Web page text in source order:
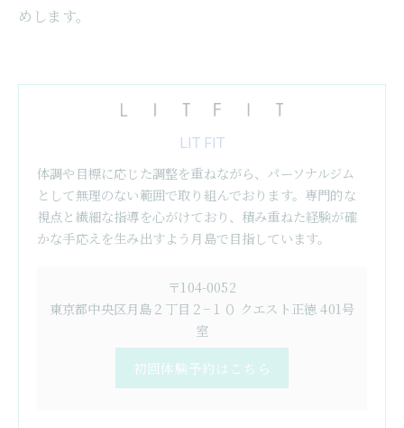
めします。
LIT FIT
体調や目標に応じた調整を重ねながら、パーソナルジム
として無理のない範囲で取り組んでおります。専門的な
視点と繊細な指導を心がけており、積み重ねた経験が確
かな手応えを生み出すよう月島で目指しています。
〒104-0052
東京都中央区月島２丁目２−１０ クエスト正徳 401号
室
初回体験予約はこちら